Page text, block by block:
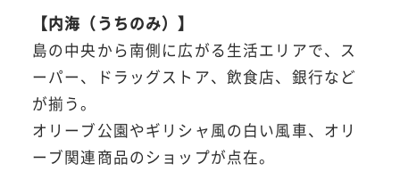
【内海（うちのみ）】
島の中央から南側に広がる生活エリアで、ス
ーパー、ドラッグストア、飲食店、銀行など
が揃う。
オリーブ公園やギリシャ風の白い風車、オリ
ーブ関連商品のショップが点在。